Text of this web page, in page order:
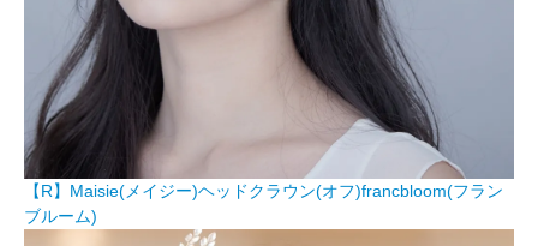
【R】Maisie(メイジー)ヘッドクラウン(オフ)francbloom(フラン
ブルーム)